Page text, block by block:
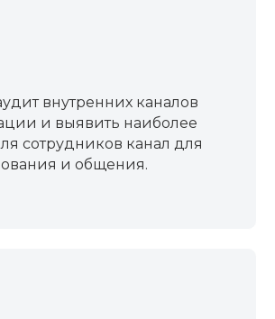
внутренних каналов
и выявить наиболее
сотрудников канал для
и общения.